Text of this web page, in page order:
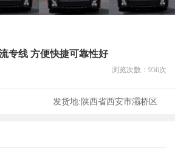
专线 方便快捷可靠性好
浏览次数： 956次
发货地:陕西省西安市灞桥区